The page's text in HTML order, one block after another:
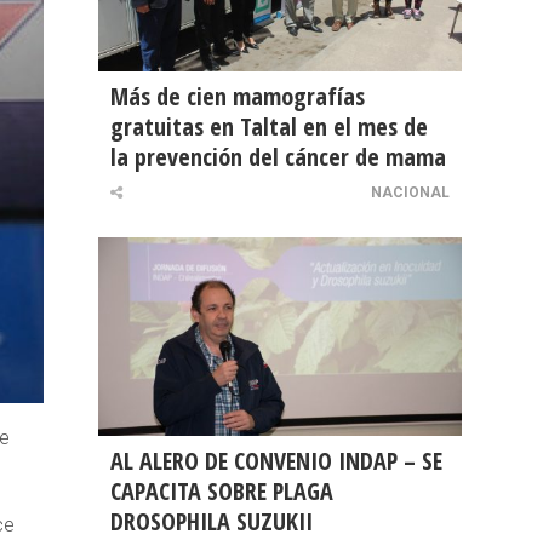
Más de cien mamografías
gratuitas en Taltal en el mes de
la prevención del cáncer de mama
NACIONAL
AL ALERO DE CONVENIO INDAP – SE
CAPACITA SOBRE PLAGA
DROSOPHILA SUZUKII